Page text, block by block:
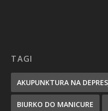
TAGI
AKUPUNKTURA NA
BIURKO DO MANICURE